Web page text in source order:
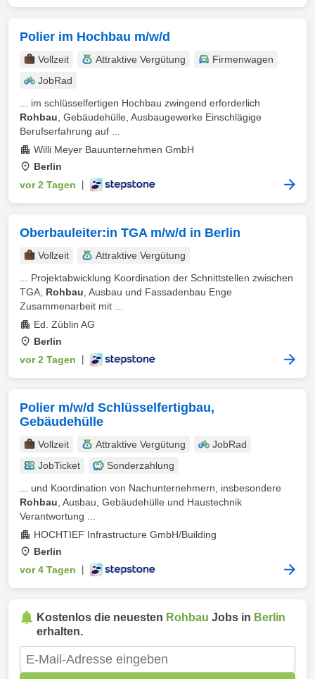
Polier im Hochbau m/w/d
Vollzeit Attraktive Vergütung
Firmenwagen
JobRad
... im schlüsselfertigen Hochbau zwingend erforderlich
Rohbau , Gebäudehülle, Ausbaugewerke Einschlägige
Berufserfahrung auf ...
Willi Meyer Bauunternehmen GmbH
Berlin
vor 2 Tagen
Oberbauleiter:in TGA m/w/d in Berlin
Vollzeit
Attraktive Vergütung
... Projektabwicklung Koordination der Schnittstellen zwischen
TGA, Rohbau , Ausbau und Fassadenbau Enge
Zusammenarbeit mit ...
Ed. Züblin AG
Berlin
vor 2 Tagen
Polier m/w/d Schlüsselfertigbau,
Gebäudehülle
Vollzeit Attraktive Vergütung
JobRad
JobTicket
Sonderzahlung
... und Koordination von Nachunternehmern, insbesondere
Rohbau , Ausbau, Gebäudehülle und Haustechnik
Verantwortung ...
HOCHTIEF Infrastructure GmbH/Building
Berlin
vor 4 Tagen
Kostenlos die neuesten Rohbau Jobs in Berlin
erhalten.